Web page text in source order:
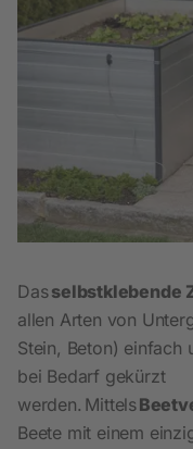
Dasselbstklebende
allen Arten von
Stein, Beton) einfach
bei Bedarf gekürzt
werden. Mittels
Beete mit einem